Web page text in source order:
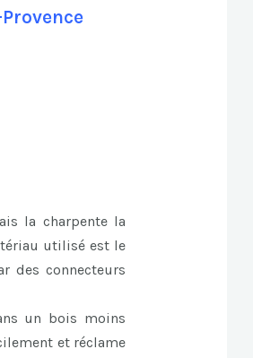
la charpente la
utilisé est le
des connecteurs
un bois moins
et réclame